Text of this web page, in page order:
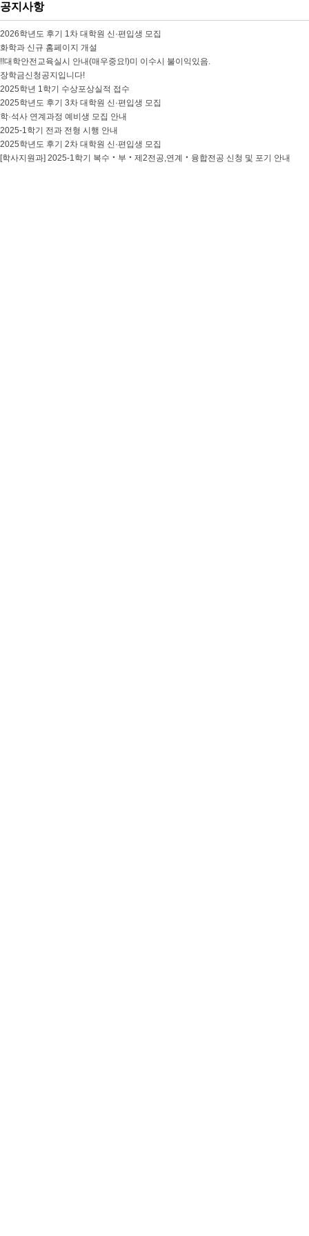
공지사항
2026학년도 후기 1차 대학원 신·편입생 모집
화학과 신규 홈페이지 개설
!!대학안전교육실시 안내(매우중요!)미 이수시 불이익있음.
장학금신청공지입니다!
2025학년 1학기 수상포상실적 접수
2025학년도 후기 3차 대학원 신·편입생 모집
학·석사 연계과정 예비생 모집 안내
2025-1학기 전과 전형 시행 안내
2025학년도 후기 2차 대학원 신·편입생 모집
[학사지원과] 2025-1학기 복수‧부‧제2전공,연계‧융합전공 신청 및 포기 안내